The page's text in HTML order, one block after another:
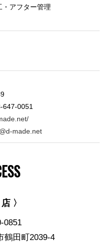
・アフター管理
0051
made.net
〉
0851
鶴田町2039-4